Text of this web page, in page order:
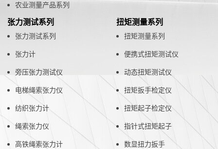
农业测量产品系列
张力测试系列
张力测试系列
张力计
旁压张力测试仪
电梯绳索张力仪
纺织张力计
绳索张力仪
高铁绳索张力计
扭矩测量系列
扭矩测量系列
便携式扭矩测试仪
动态扭矩测试仪
扭矩扳手检定仪
扭矩起子检定仪
指针式扭矩起子
数显扭力扳手